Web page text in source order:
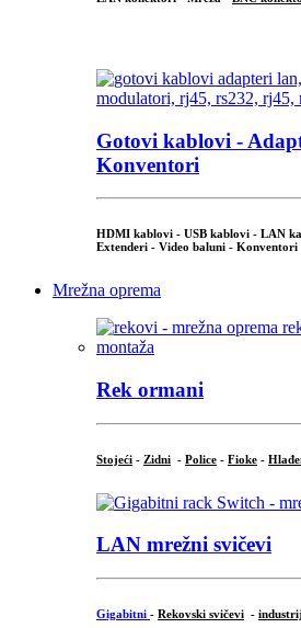
Gotovi kablovi -
Konventori
HDMI kablovi - USB kablovi - LAN
Extenderi - Video baluni - Konventori
Mrežna oprema
Rek ormani
Stojeći - Zidni - Police - Fioke -
LAN mrežni svičevi
Gigabitni - Rekovski svičevi -